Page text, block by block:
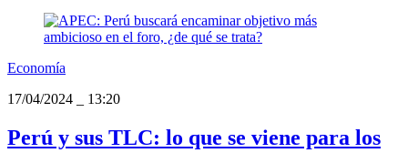
Economía
17/04/2024
13:20
Perú y sus TLC: lo que se viene para los